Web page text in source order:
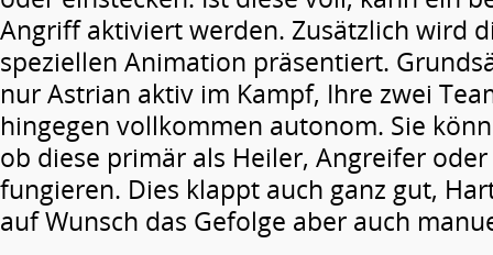
Angriff aktiviert werden. Zusätzlich wird
speziellen Animation präsentiert.
nur Astrian aktiv im Kampf, Ihre zwei
hingegen vollkommen autonom. Sie
ob diese primär als Heiler, Angreifer
fungieren. Dies klappt auch ganz gut,
auf Wunsch das Gefolge aber auch